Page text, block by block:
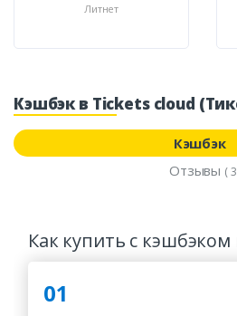
Литнет
Кэшбэк в Tickets cloud
Кэшбэк
Отзывы (
Как купить с кэшбэком
01